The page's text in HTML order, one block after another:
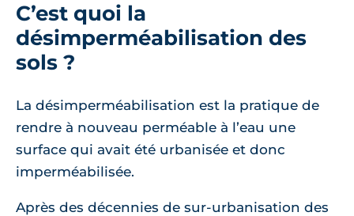
C’est quoi la
désimperméabilisation des
sols ?
La désimperméabilisation est la pratique de
rendre à nouveau perméable à l’eau une
surface qui avait été urbanisée et donc
imperméabilisée.
Après des décennies de sur-urbanisation des